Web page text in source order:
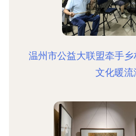
温州市公益大联盟牵手
文化暖